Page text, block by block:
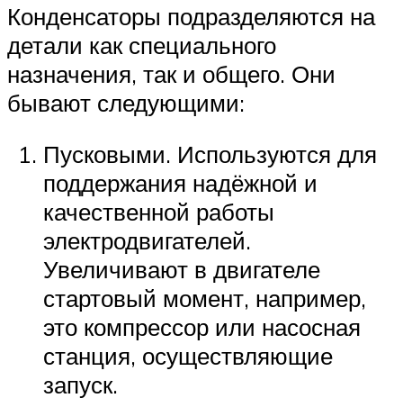
Конденсаторы подразделяются на
детали как специального
назначения, так и общего. Они
бывают следующими:
Пусковыми. Используются для
поддержания надёжной и
качественной работы
электродвигателей.
Увеличивают в двигателе
стартовый момент, например,
это компрессор или насосная
станция, осуществляющие
запуск.